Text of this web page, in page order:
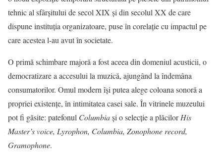
tehnic al sfârşitului de secol XIX şi din secolul XX de care
dispune instituţia organizatoare, puse în corelaţie cu impactul pe
care acestea l-au avut în societate.
O primă schimbare majoră a fost aceea din domeniul acusticii, o
democratizare a accesului la muzică, ajungând la îndemâna
consumatorilor. Omul modern îşi putea alege coloana sonoră a
propriei existenţe, în intimitatea casei sale. În vitrinele muzeului
pot fi găsite: patefonul Columbiaşi o selecţie a plăcilorHis
Master’s voice, Lyrophon, Columbia, Zonophone record,
Gramophone.